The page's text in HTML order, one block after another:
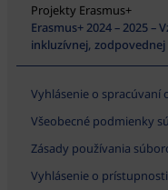
Projekty Erasmus+
Erasmus+ 2024 – 2025 –
inkluzívnej,
Vyhlásenie o spracúvaní
Všeobecné podmienky
Zásady používania
Vyhlásenie o prístupnosti